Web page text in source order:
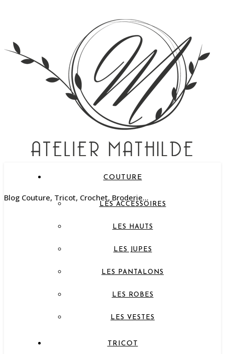
Blog Couture, Tricot, Crochet, Broderie…
COUTURE
LES ACCESSOIRES
LES HAUTS
LES JUPES
LES PANTALONS
LES ROBES
LES VESTES
TRICOT